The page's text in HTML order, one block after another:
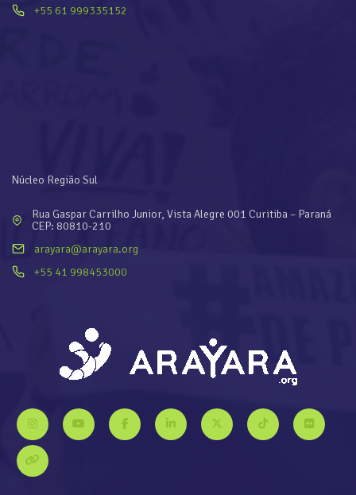
+55 61 999335152
Núcleo Região Sul
Rua Gaspar Carrilho Junior, Vista Alegre 001 Curitiba – Paraná
CEP: 80810-210
arayara@arayara.org
+55 41 998453000